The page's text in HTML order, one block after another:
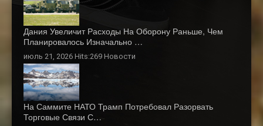
Дания Увеличит Расходы На Оборону Раньше, Чем
Планировалось Изначально …
июль 21, 2026 Hits:269 Новости
На Саммите НАТО Трамп Потребовал Разорвать
Торговые Связи С…